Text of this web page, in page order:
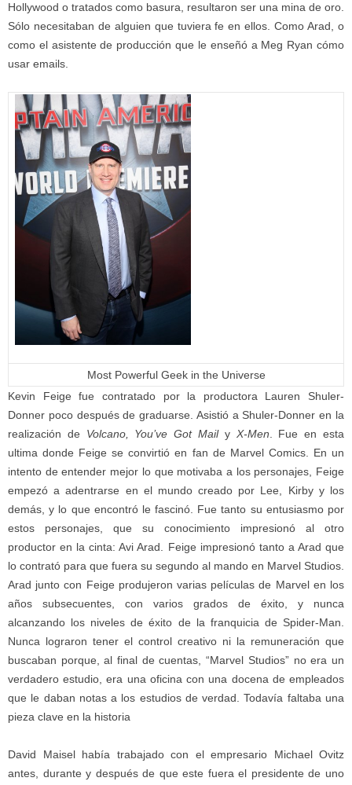
Hollywood o tratados como basura, resultaron ser una mina de oro.
Sólo necesitaban de alguien que tuviera fe en ellos. Como Arad, o
como el asistente de producción que le enseñó a Meg Ryan cómo
usar emails.
Most Powerful Geek in the Universe
Kevin Feige fue contratado por la productora Lauren Shuler-
Donner poco después de graduarse. Asistió a Shuler-Donner en la
realización de Volcano, You’ve Got Maily X-Men . Fue en esta
ultima donde Feige se convirtió en fan de Marvel Comics. En un
intento de entender mejor lo que motivaba a los personajes, Feige
empezó a adentrarse en el mundo creado por Lee, Kirby y los
demás, y lo que encontró le fascinó. Fue tanto su entusiasmo por
estos personajes, que su conocimiento impresionó al otro
productor en la cinta: Avi Arad. Feige impresionó tanto a Arad que
lo contrató para que fuera su segundo al mando en Marvel Studios.
Arad junto con Feige produjeron varias películas de Marvel en los
años subsecuentes, con varios grados de éxito, y nunca
alcanzando los niveles de éxito de la franquicia de Spider-Man.
Nunca lograron tener el control creativo ni la remuneración que
buscaban porque, al final de cuentas, “Marvel Studios” no era un
verdadero estudio, era una oficina con una docena de empleados
que le daban notas a los estudios de verdad. Todavía faltaba una
pieza clave en la historia
David Maisel había trabajado con el empresario Michael Ovitz
antes
durante y después de que este fuera el presidente de uno